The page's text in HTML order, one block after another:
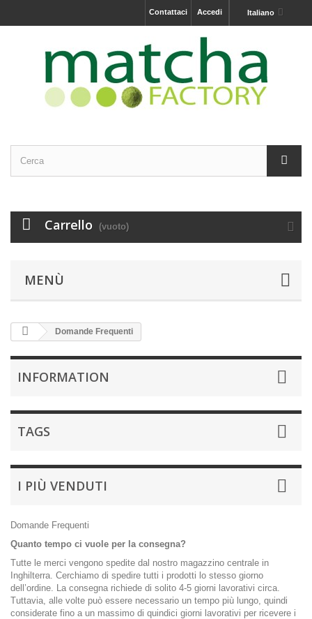
Italiano
Accedi
Contattaci
Carrello (vuoto)
MENÙ
Domande Frequenti
INFORMATION
TAGS
I PIÙ VENDUTI
Domande Frequenti
Quanto tempo ci vuole per la consegna?
Tutte le merci vengono spedite dal nostro magazzino centrale in
Inghilterra. Cerchiamo di spedire tutti i prodotti lo stesso giorno
dell’ordine. La consegna richiede di solito 4-5 giorni lavorativi circa.
Tuttavia, alle volte può essere necessario un tempo più lungo, quindi
considerate fino a un massimo di quindici giorni lavorativi per ricevere i